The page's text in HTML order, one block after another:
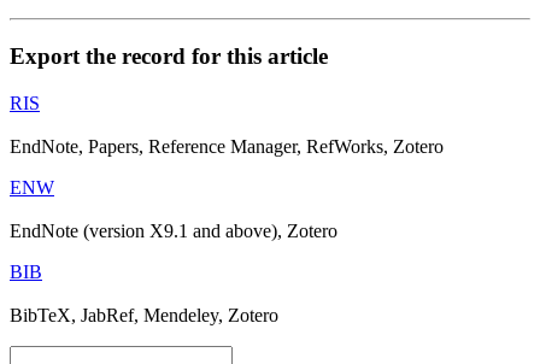
Export the record for this article
RIS
EndNote, Papers, Reference Manager, RefWorks, Zotero
ENW
EndNote (version X9.1 and above), Zotero
BIB
BibTeX, JabRef, Mendeley, Zotero